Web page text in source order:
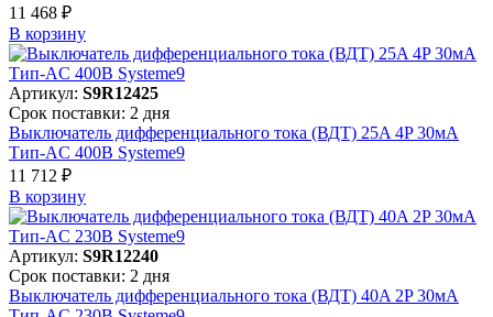
11 468 ₽
В корзинy
Артикул: S9R12425
Срок поставки: 2 дня
Выключатель дифференциального тока (ВДТ) 25A 4P 30мА
Тип-AC 400В Systeme9
11 712 ₽
В корзинy
Артикул: S9R12240
Срок поставки: 2 дня
Выключатель дифференциального тока (ВДТ) 40A 2P 30мА